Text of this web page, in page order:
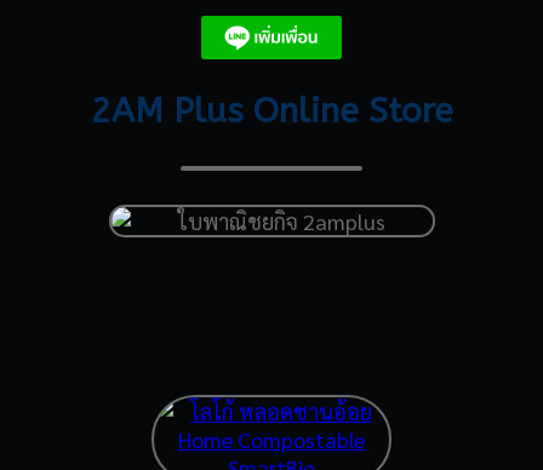
2AM Plus Online Store